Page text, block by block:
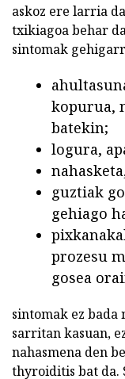
askoz ere larria
txikiagoa behar
sintomak
kopurua,
batekin;
logura,
guztiak
gehiago
prozesu
gosea
sintomak ez
sarritan kasuan,
nahasmena den
thyroiditis bat da.